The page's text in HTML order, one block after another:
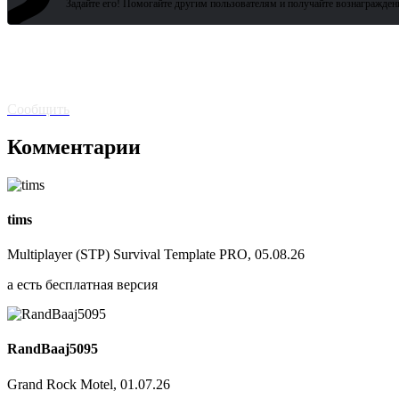
Задайте его! Помогайте другим пользователям и получайте
Сообщить
Комментарии
tims
Multiplayer (STP) Survival Template PRO, 05.08.26
а есть бесплатная версия
RandBaaj5095
Grand Rock Motel, 01.07.26